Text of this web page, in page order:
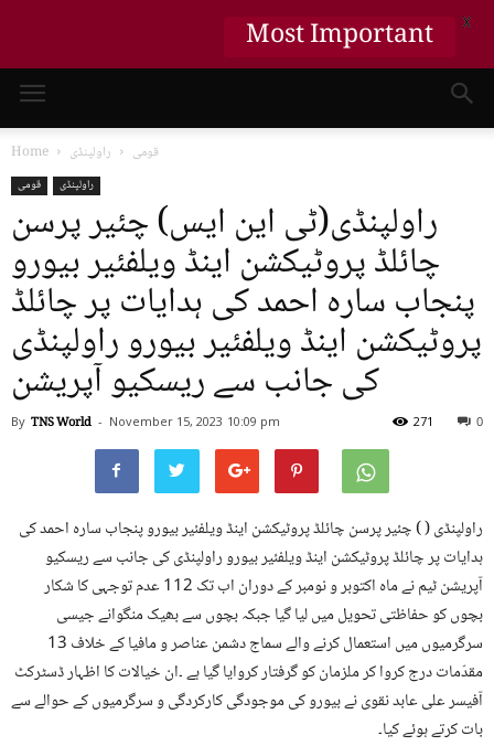
Home قومی راولپنڈی
قومی راولپنڈی
راولپنڈی(ٹی این ایس) چئیر پرسن
چائلڈ پروٹیکشن اینڈ ویلفئیر بیورو
پنجاب سارہ احمد کی ہدایات پر چائلڈ
پروٹیکشن اینڈ ویلفئیر بیورو راولپنڈی
کی جانب سے ریسکیو آپریشن
By TNS World - November 15, 2023 10:09 pm 0
271
راولپنڈی ( ) چئیر پرسن چائلڈ پروٹیکشن اینڈ ویلفئیر بیورو پنجاب سارہ احمد کی
ہدایات پر چائلڈ پروٹیکشن اینڈ ویلفئیر بیورو راولپنڈی کی جانب سے ریسکیو
آپریشن ٹیم نے ماہ اکتوبر و نومبر کے دوران اب تک 112 عدم توجہی کا شکار
بچوں کو حفاظتی تحویل میں لیا گیا جبکہ بچوں سے بھیک منگوانے جیسی
سرگرمیوں میں استعمال کرنے والے سماج دشمن عناصر و مافیا کے خلاف 13
مقدّمات درج کروا کر ملزمان کو گرفتار کروایا گیا ہے ۔ان خیالات کا اظہار ڈسٹرکٹ
آفیسر علی عابد نقوی نے بیورو کی موجودگی کارکردگی و سرگرمیوں کے حوالے سے
بات کرتے ہوئے کیا۔
Most Important X